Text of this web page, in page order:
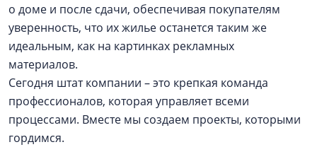
о доме и после сдачи, обеспечивая покупателям
уверенность, что их жилье останется таким же
идеальным, как на картинках рекламных
материалов.
Сегодня штат компании – это крепкая команда
профессионалов, которая управляет всеми
процессами. Вместе мы создаем проекты, которыми
гордимся.